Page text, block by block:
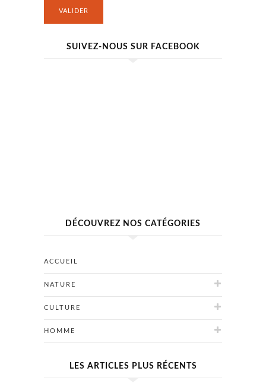
VALIDER
SUIVEZ-NOUS SUR FACEBOOK
DÉCOUVREZ NOS CATÉGORIES
ACCUEIL
NATURE
CULTURE
HOMME
LES ARTICLES PLUS RÉCENTS